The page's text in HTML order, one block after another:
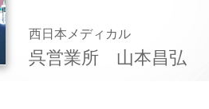
西日本メディカル
呉営業所 山本昌弘